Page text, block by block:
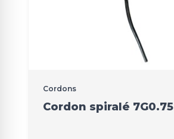
Cordons
Cordon spiralé 7G0.75